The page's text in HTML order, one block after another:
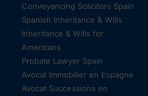
Conveyancing Solicitors Spain
Spanish Inheritance & Wills
Inheritance & Wills for
Americans
Probate Lawyer Spain
Avocat Immobilier en Espagne
Avocat Successions en